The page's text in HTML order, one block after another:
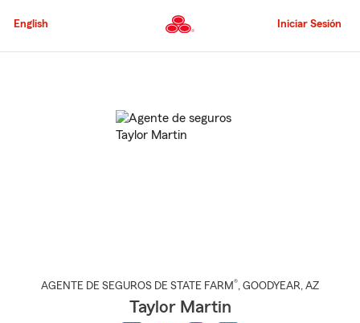
al
principal
English Iniciar Sesión
AGENTE DE SEGUROS DE STATE FARM®, GOODYEAR, AZ
Taylor Martin